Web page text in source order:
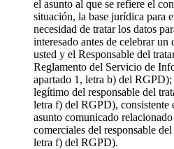
el asunto al que se refiere el
situación, la base jurídica para
necesidad de tratar los datos
interesado antes de celebrar
usted y el Responsable del
Reglamento del Servicio de
apartado 1, letra b) del
legítimo del responsable del
letra f) del RGPD), consistente
asunto comunicado
comerciales del responsable
letra f) del RGPD).